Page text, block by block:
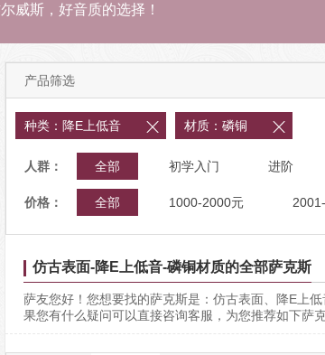
威斯，好音质的选择！
产品筛选
种类：降E上低音  材质：磷铜 
人群： 全部 初学入门 进阶
价格： 全部 1000-2000元
仿古表面-降E上低音-磷铜材质的全部萨克斯
萨友您好！您想要找的萨克斯是：仿古表面、降E上
果您有什么疑问可以直接咨询客服，为您推荐如下萨克